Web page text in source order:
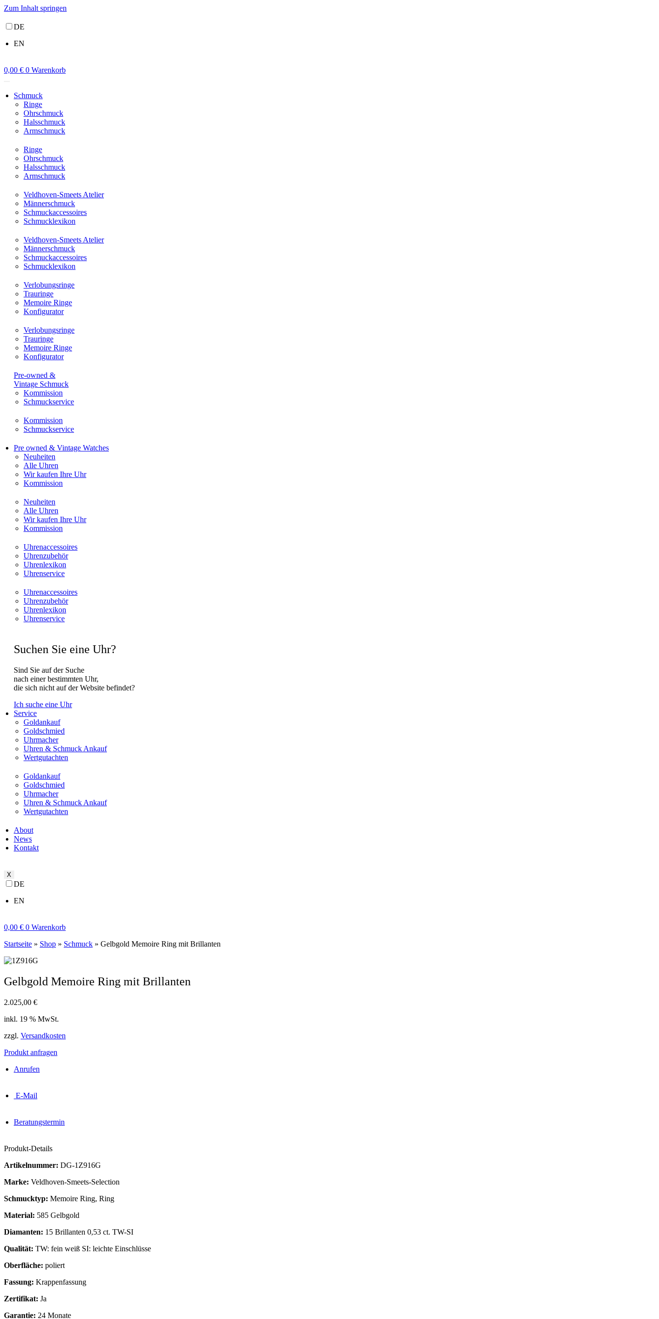
Zum Inhalt springen
DE
EN
0,00 € 0 Warenkorb
Schmuck
Ringe
Ohrschmuck
Halsschmuck
Armschmuck
Ringe
Ohrschmuck
Halsschmuck
Armschmuck
Veldhoven-Smeets Atelier
Männerschmuck
Schmuckaccessoires
Schmucklexikon
Veldhoven-Smeets Atelier
Männerschmuck
Schmuckaccessoires
Schmucklexikon
Verlobungsringe
Trauringe
Memoire Ringe
Konfigurator
Verlobungsringe
Trauringe
Memoire Ringe
Konfigurator
Pre-owned &
Vintage Schmuck
Kommission
Schmuckservice
Kommission
Schmuckservice
Pre owned & Vintage Watches
Neuheiten
Alle Uhren
Wir kaufen Ihre Uhr
Kommission
Neuheiten
Alle Uhren
Wir kaufen Ihre Uhr
Kommission
Uhrenaccessoires
Uhrenzubehör
Uhrenlexikon
Uhrenservice
Uhrenaccessoires
Uhrenzubehör
Uhrenlexikon
Uhrenservice
Suchen Sie eine Uhr?
Sind Sie auf der Suche
nach einer bestimmten Uhr,
die sich nicht auf der Website befindet?
Ich suche eine Uhr
Service
Goldankauf
Goldschmied
Uhrmacher
Uhren & Schmuck Ankauf
Wertgutachten
Goldankauf
Goldschmied
Uhrmacher
Uhren & Schmuck Ankauf
Wertgutachten
About
News
Kontakt
X
DE
EN
0,00 € 0 Warenkorb
Startseite » Shop » Schmuck » Gelbgold Memoire Ring mit Brillanten
Gelbgold Memoire Ring mit Brillanten
2.025,00 €
inkl. 19 % MwSt.
zzgl. Versandkosten
Produkt anfragen
Anrufen
E-Mail
Beratungstermin
Produkt-Details
Artikelnummer: DG-1Z916G
Marke: Veldhoven-Smeets-Selection
Schmucktyp: Memoire Ring, Ring
Material: 585 Gelbgold
Diamanten: 15 Brillanten 0,53 ct. TW-SI
Qualität: TW: fein weiß SI: leichte Einschlüsse
Oberfläche: poliert
Fassung: Krappenfassung
Zertifikat: Ja
Garantie: 24 Monate